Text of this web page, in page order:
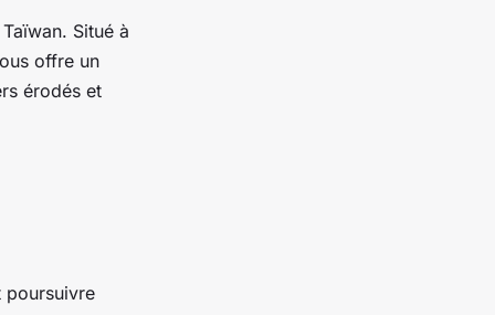
Situé à
offre un
érodés et
poursuivre